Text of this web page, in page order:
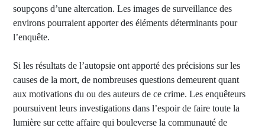
soupçons d’une altercation. Les images de surveillance des
environs pourraient apporter des éléments déterminants pour
l’enquête.
Si les résultats de l’autopsie ont apporté des précisions sur les
causes de la mort, de nombreuses questions demeurent quant
aux motivations du ou des auteurs de ce crime. Les enquêteurs
poursuivent leurs investigations dans l’espoir de faire toute la
lumière sur cette affaire qui bouleverse la communauté de